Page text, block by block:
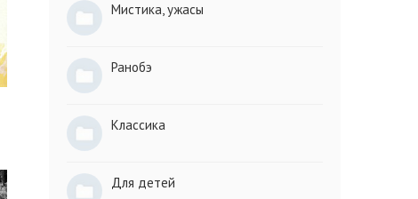
Мистика, ужасы
Ранобэ
Классика
Для детей